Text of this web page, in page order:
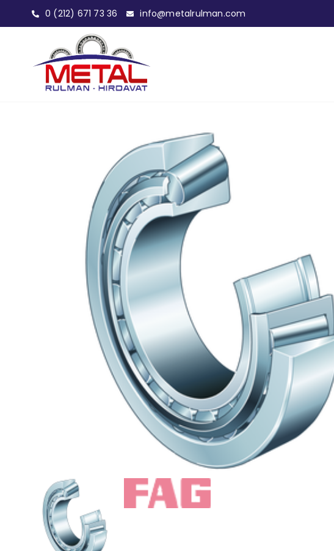
0 (212) 671 73 36 info@metalrulman.com